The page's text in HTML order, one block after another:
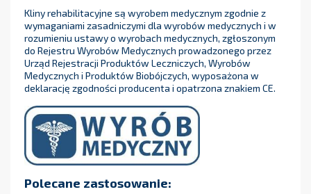
Kliny rehabilitacyjne są wyrobem medycznym zgodnie z
wymaganiami zasadniczymi dla wyrobów medycznych i w
rozumieniu ustawy o wyrobach medycznych, zgłoszonym
do Rejestru Wyrobów Medycznych prowadzonego przez
Urząd Rejestracji Produktów Leczniczych, Wyrobów
Medycznych i Produktów Biobójczych, wyposażona w
deklarację zgodności producenta i opatrzona znakiem CE.
Polecane zastosowanie: